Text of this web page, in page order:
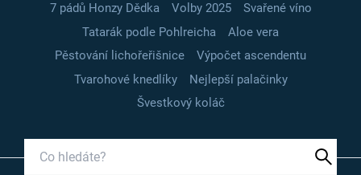
7 pádů Honzy Dědka
Volby 2025
Svařené víno
Tatarák podle Pohlreicha
Aloe vera
Pěstování lichořeřišnice
Výpočet ascendentu
Tvarohové knedlíky
Nejlepší palačinky
Švestkový koláč